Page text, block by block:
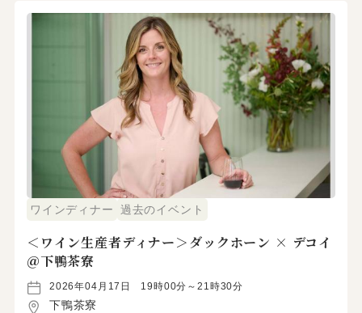
ワインディナー 過去のイベント
＜ワイン生産者ディナー＞ダックホーン × デコイ
＠下鴨茶寮
2026年04月17日 19時00分～21時30分
下鴨茶寮